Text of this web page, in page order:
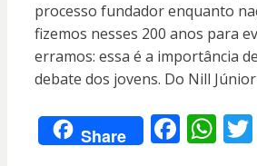
processo fundador enquanto
fizemos nesses 200 anos para
erramos: essa é a importância
debate dos jovens. Do Nill Júnior
Share F W